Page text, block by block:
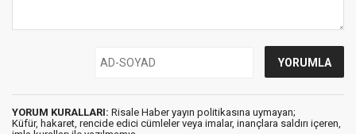
YORUM KURALLARI: Risale Haber yayın politikasına uymayan;
Küfür, hakaret, rencide edici cümleler veya imalar, inançlara saldırı içeren,